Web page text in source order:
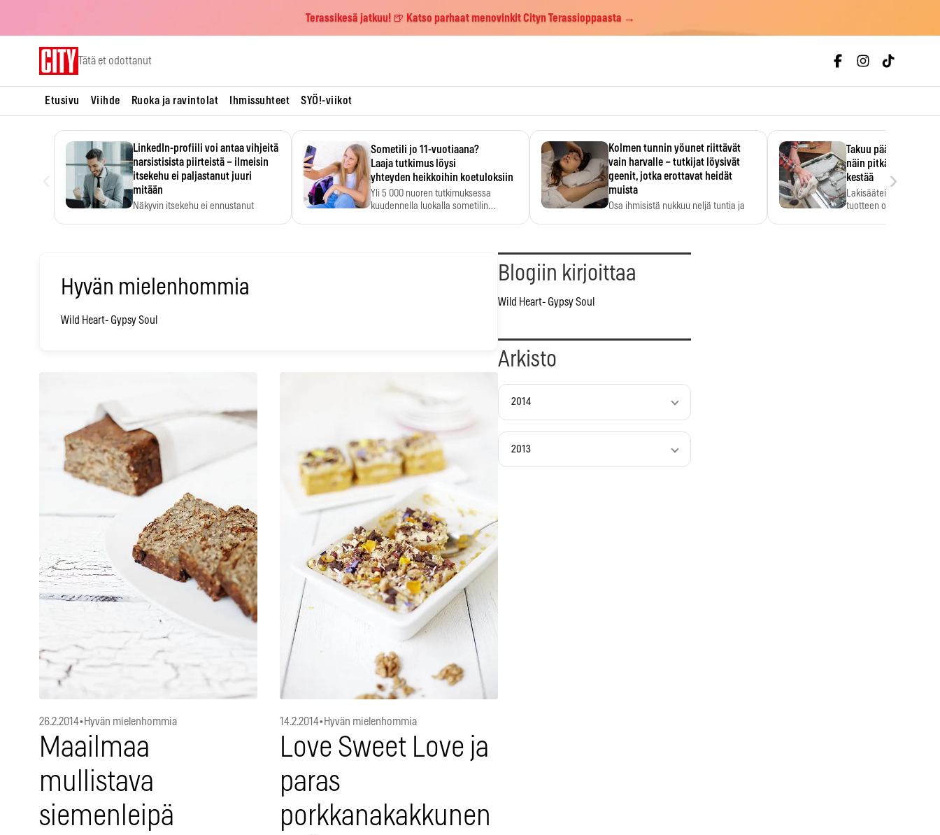
Terassikesä jatkuu! 🍺 Katso parhaat menovinkit Cityn Terassioppaasta →
Tätä et odottanut
Etusivu Viihde Ruoka ja ravintolat Ihmissuhteet SYÖ!-viikot
LinkedIn-profiili voi antaa vihjeitä
narsistisista piirteistä – ilmeisin
itsekehu ei paljastanut juuri
mitään
Näkyvin itsekehu ei ennustanut
Sometili jo 11-vuotiaana?
Laaja tutkimus löysi
yhteyden heikkoihin koetuloksiin
Yli 5 000 nuoren tutkimuksessa
kuudennella luokalla sometilin…
Kolmen tunnin yöunet riittävät
vain harvalle – tutkijat löysivät
geenit, jotka erottavat heidät
muista
Osa ihmisistä nukkuu neljä tuntia ja
Takuu päättyi,
näin pitkään
kestää
Lakisääteinen
tuotteen oletetun
›
Hyvän mielenhommia
Wild Heart- Gypsy Soul
26.2.2014•Hyvän mielenhommia
Maailmaa
mullistava
siemenleipä
14.2.2014•Hyvän mielenhommia
Love Sweet Love ja
paras
porkkanakakkunen
Blogiin kirjoittaa
Wild Heart- Gypsy Soul
Arkisto
2014
2013